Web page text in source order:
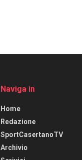
Naviga in
Home
Redazione
SportCasertanoTV
Archivio